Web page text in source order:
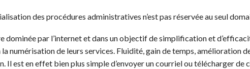
des procédures administratives n’est pas réservée au seul
dominée par l’internet et dans un objectif de simplification et
la numérisation de leurs services. Fluidité, gain de temps, amélioration
Il est en effet bien plus simple d’envoyer un courriel ou télécharger